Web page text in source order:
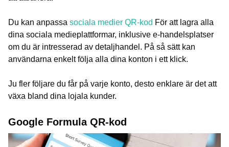
Du kan anpassa sociala medier QR-kod För att lagra alla
dina sociala medieplattformar, inklusive e-handelsplatser
om du är intresserad av detaljhandel. På så sätt kan
användarna enkelt följa alla dina konton i ett klick.
Ju fler följare du får på varje konto, desto enklare är det att
växa bland dina lojala kunder.
Google Formula QR-kod